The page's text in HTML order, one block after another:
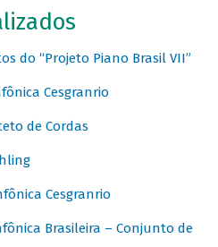
do “Projeto Piano Brasil VII”
Cesgranrio
de Cordas
Cesgranrio
Brasileira – Conjunto de